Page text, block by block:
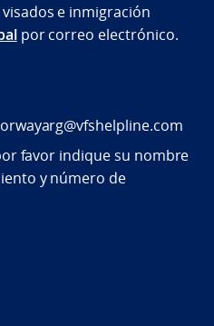
e inmigración
por correo electrónico.
favor indique su nombre
y número de